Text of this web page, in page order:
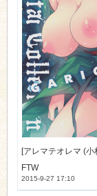
FTW
2015-9-27 17:10